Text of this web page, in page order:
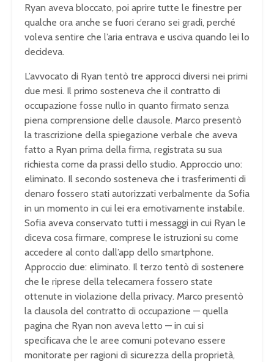
Ryan aveva bloccato, poi aprire tutte le finestre per
qualche ora anche se fuori c’erano sei gradi, perché
voleva sentire che l’aria entrava e usciva quando lei lo
decideva.
L’avvocato di Ryan tentò tre approcci diversi nei primi
due mesi. Il primo sosteneva che il contratto di
occupazione fosse nullo in quanto firmato senza
piena comprensione delle clausole. Marco presentò
la trascrizione della spiegazione verbale che aveva
fatto a Ryan prima della firma, registrata su sua
richiesta come da prassi dello studio. Approccio uno:
eliminato. Il secondo sosteneva che i trasferimenti di
denaro fossero stati autorizzati verbalmente da Sofia
in un momento in cui lei era emotivamente instabile.
Sofia aveva conservato tutti i messaggi in cui Ryan le
diceva cosa firmare, comprese le istruzioni su come
accedere al conto dall’app dello smartphone.
Approccio due: eliminato. Il terzo tentò di sostenere
che le riprese della telecamera fossero state
ottenute in violazione della privacy. Marco presentò
la clausola del contratto di occupazione — quella
pagina che Ryan non aveva letto — in cui si
specificava che le aree comuni potevano essere
monitorate per ragioni di sicurezza della proprietà,